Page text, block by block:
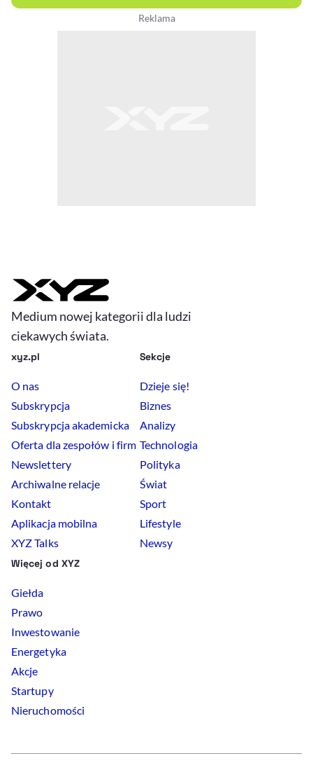
Medium nowej kategorii dla ludzi
ciekawych świata.
xyz.pl
O nas
Subskrypcja
Subskrypcja akademicka
Oferta dla zespołów i firm
Newslettery
Archiwalne relacje
Kontakt
Aplikacja mobilna
XYZ Talks
Sekcje
Dzieje się!
Biznes
Analizy
Technologia
Polityka
Świat
Sport
Lifestyle
Newsy
Więcej od XYZ
Giełda
Prawo
Inwestowanie
Energetyka
Akcje
Startupy
Nieruchomości